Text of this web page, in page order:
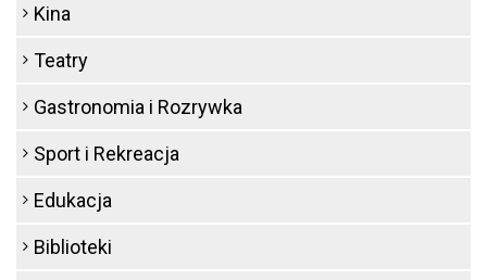
Kina
Teatry
Gastronomia i Rozrywka
Sport i Rekreacja
Edukacja
Biblioteki